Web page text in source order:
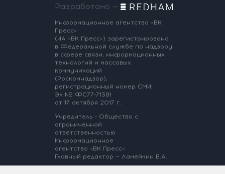
Разработано —
Информационное агентство «ВК
Пресс»
(ИА «ВК Пресс») зарегистрировано
в Федеральной службе по надзору
в сфере связи, информационных
технологий и массовых
коммуникаций
(Роскомнадзор),
регистрационный номер СМИ:
Эл № ФС77-71381
от 17 октября 2017 г.
Учредитель - Общество с
ограниченной
ответственностью
Информационное
агентство «ВК Пресс».
Главный редактор — Ламейкин В.А.